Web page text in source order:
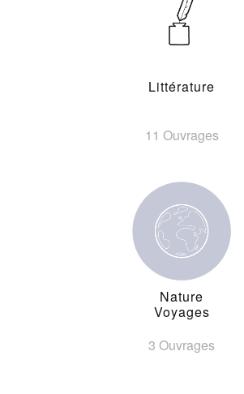
Littérature
11 Ouvrages
Nature
Voyages
3 Ouvrages